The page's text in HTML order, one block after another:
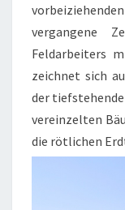
vergangene
Feldarbeiters
zeichnet sich
der
vereinzelten
die rötlichen